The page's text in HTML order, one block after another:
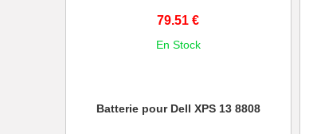
79.51 €
En Stock
Batterie pour Dell XPS 13 8808